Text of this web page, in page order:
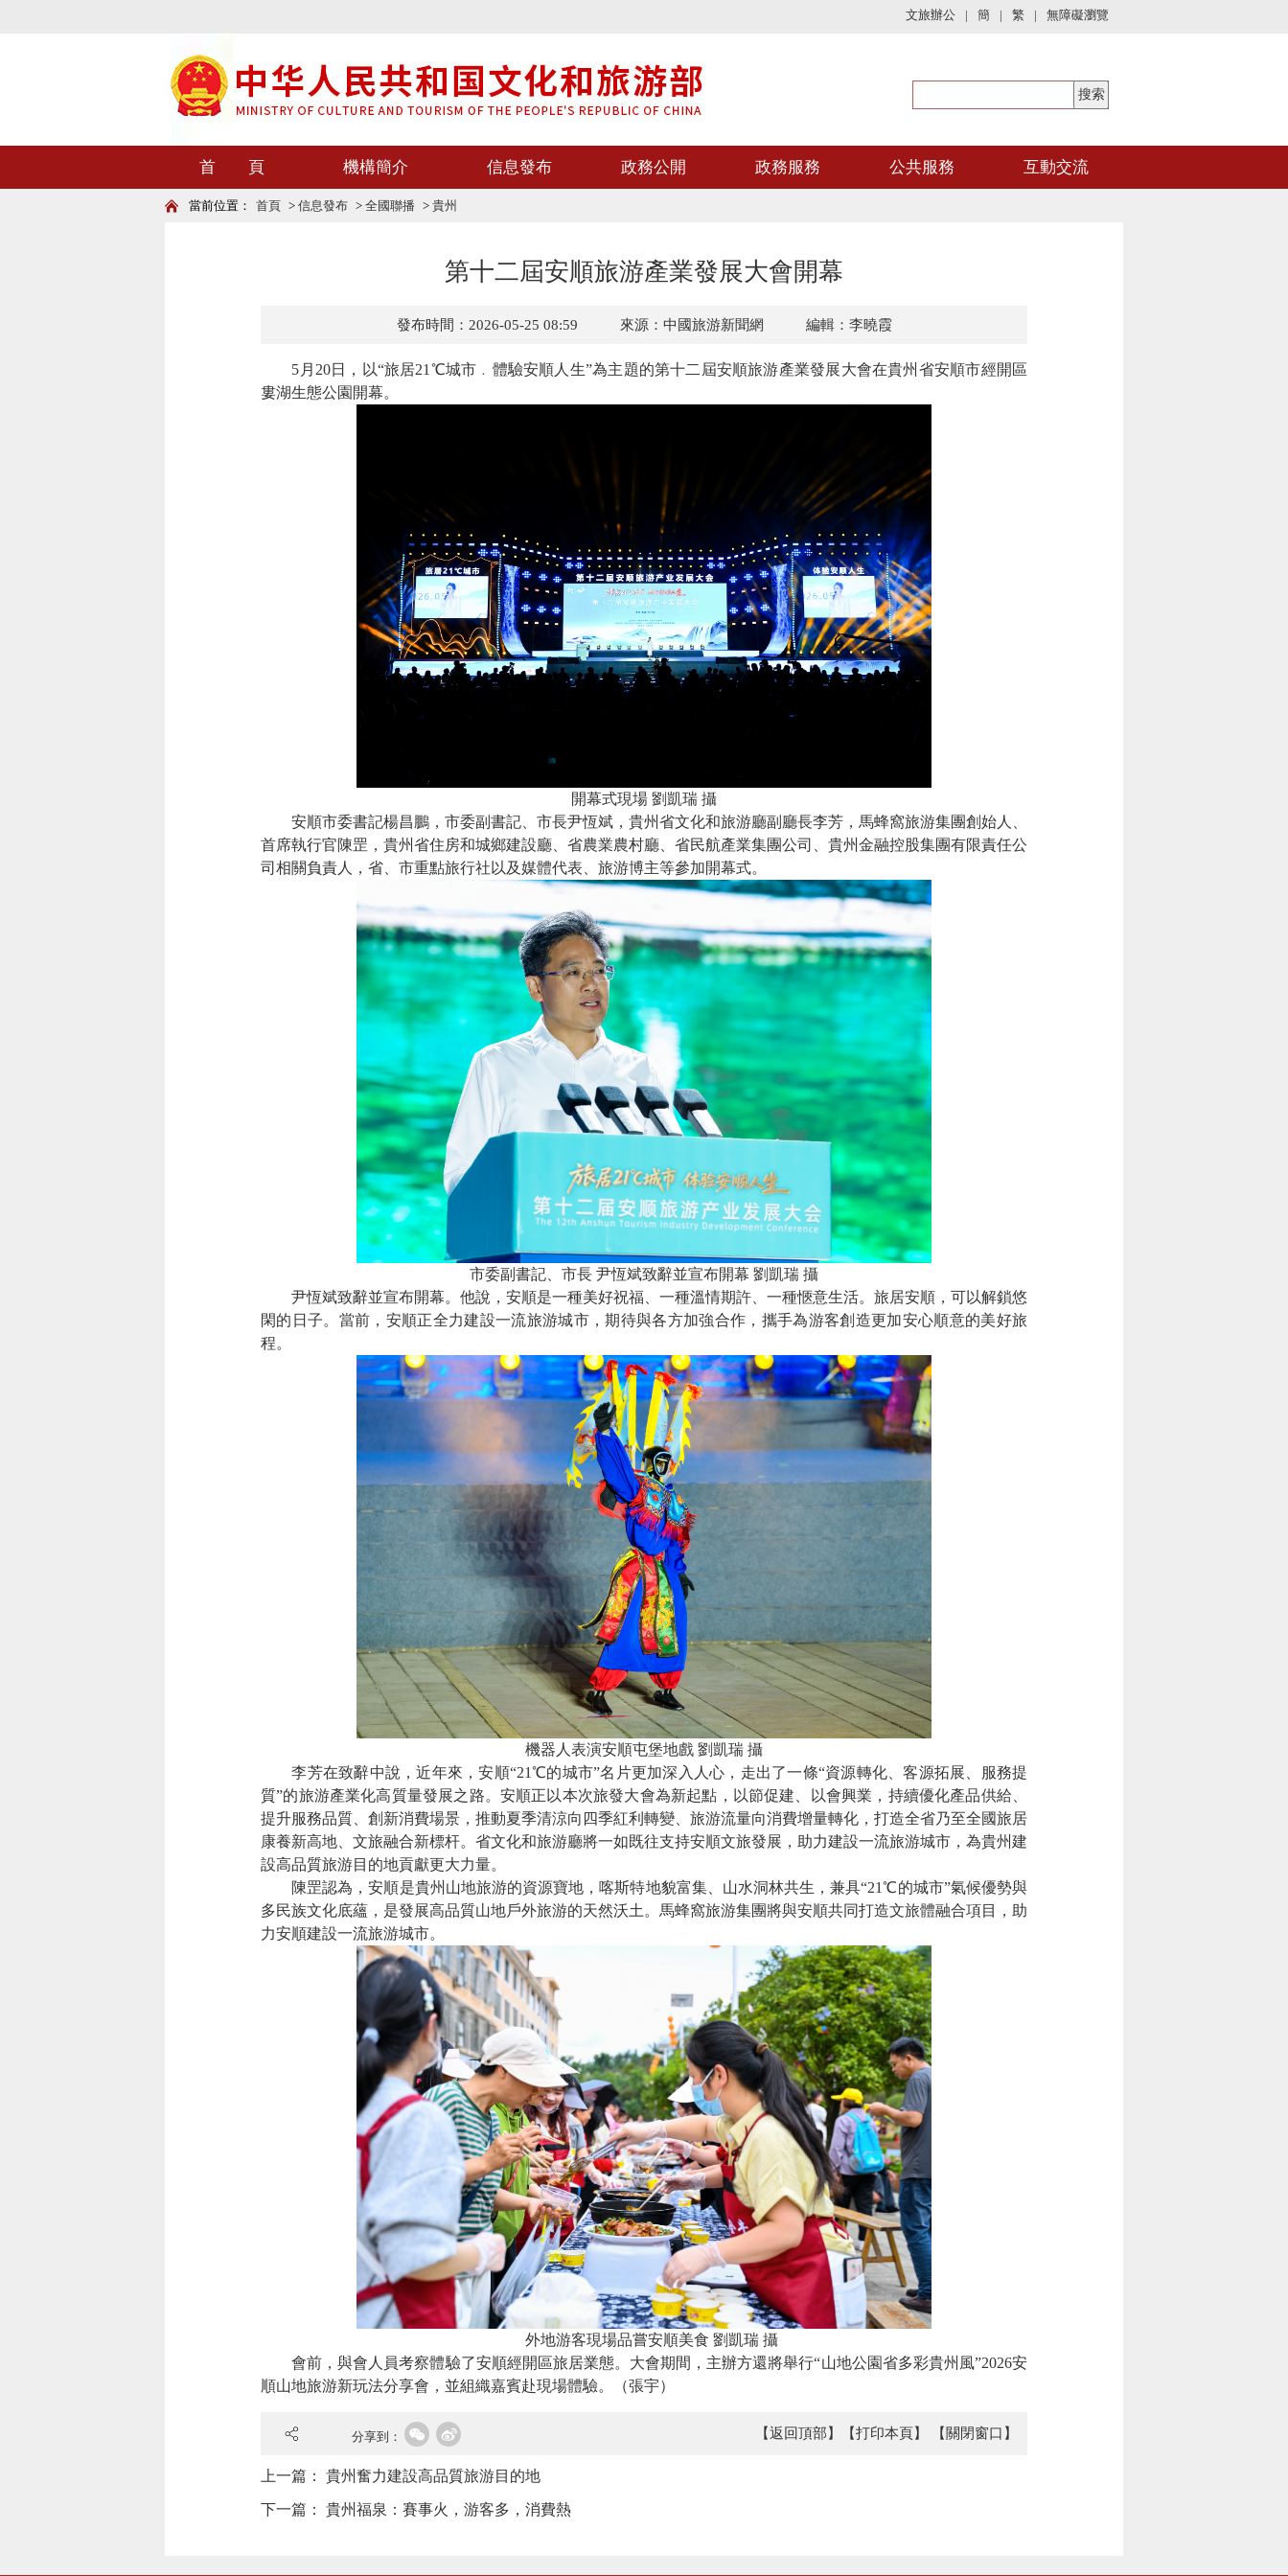
文旅辦公 | 簡 | 繁 | 無障礙瀏覽
首 頁 機構簡介 信息發布 政務公開 政務服務 公共服務 互動交流
當前位置： 首頁 > 信息發布 > 全國聯播 > 貴州
第十二屆安順旅游產業發展大會開幕
發布時間：2026-05-25 08:59 來源：中國旅游新聞網 編輯：李曉霞
5月20日，以“旅居21℃城市﹒體驗安順人生”為主題的第十二屆安順旅游產業發展大會在貴州省安順市經開區
婁湖生態公園開幕。
開幕式現場 劉凱瑞 攝
安順市委書記楊昌鵬，市委副書記、市長尹恆斌，貴州省文化和旅游廳副廳長李芳，馬蜂窩旅游集團創始人、
首席執行官陳罡，貴州省住房和城鄉建設廳、省農業農村廳、省民航產業集團公司、貴州金融控股集團有限責任公
司相關負責人，省、市重點旅行社以及媒體代表、旅游博主等參加開幕式。
市委副書記、市長 尹恆斌致辭並宣布開幕 劉凱瑞 攝
尹恆斌致辭並宣布開幕。他說，安順是一種美好祝福、一種溫情期許、一種愜意生活。旅居安順，可以解鎖悠
閑的日子。當前，安順正全力建設一流旅游城市，期待與各方加強合作，攜手為游客創造更加安心順意的美好旅
程。
機器人表演安順屯堡地戲 劉凱瑞 攝
李芳在致辭中說，近年來，安順“21℃的城市”名片更加深入人心，走出了一條“資源轉化、客源拓展、服務提
質”的旅游產業化高質量發展之路。安順正以本次旅發大會為新起點，以節促建、以會興業，持續優化產品供給、
提升服務品質、創新消費場景，推動夏季清涼向四季紅利轉變、旅游流量向消費增量轉化，打造全省乃至全國旅居
康養新高地、文旅融合新標杆。省文化和旅游廳將一如既往支持安順文旅發展，助力建設一流旅游城市，為貴州建
設高品質旅游目的地貢獻更大力量。
陳罡認為，安順是貴州山地旅游的資源寶地，喀斯特地貌富集、山水洞林共生，兼具“21℃的城市”氣候優勢與
多民族文化底蘊，是發展高品質山地戶外旅游的天然沃土。馬蜂窩旅游集團將與安順共同打造文旅體融合項目，助
力安順建設一流旅游城市。
外地游客現場品嘗安順美食 劉凱瑞 攝
會前，與會人員考察體驗了安順經開區旅居業態。大會期間，主辦方還將舉行“山地公園省多彩貴州風”2026安
順山地旅游新玩法分享會，並組織嘉賓赴現場體驗。（張宇）
分享到： 【返回頂部】 【打印本頁】 【關閉窗口】
上一篇： 貴州奮力建設高品質旅游目的地
下一篇： 貴州福泉：賽事火，游客多，消費熱